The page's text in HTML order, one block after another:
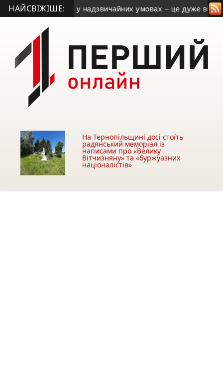
НАЙСВІЖІШЕ:
людей у надзвичайних умовах – це дуже
На Тернопільщині досі стоїть
радянський меморіал із
написами про «Велику
Вітчизняну» та «буржуазних
націоналістів»